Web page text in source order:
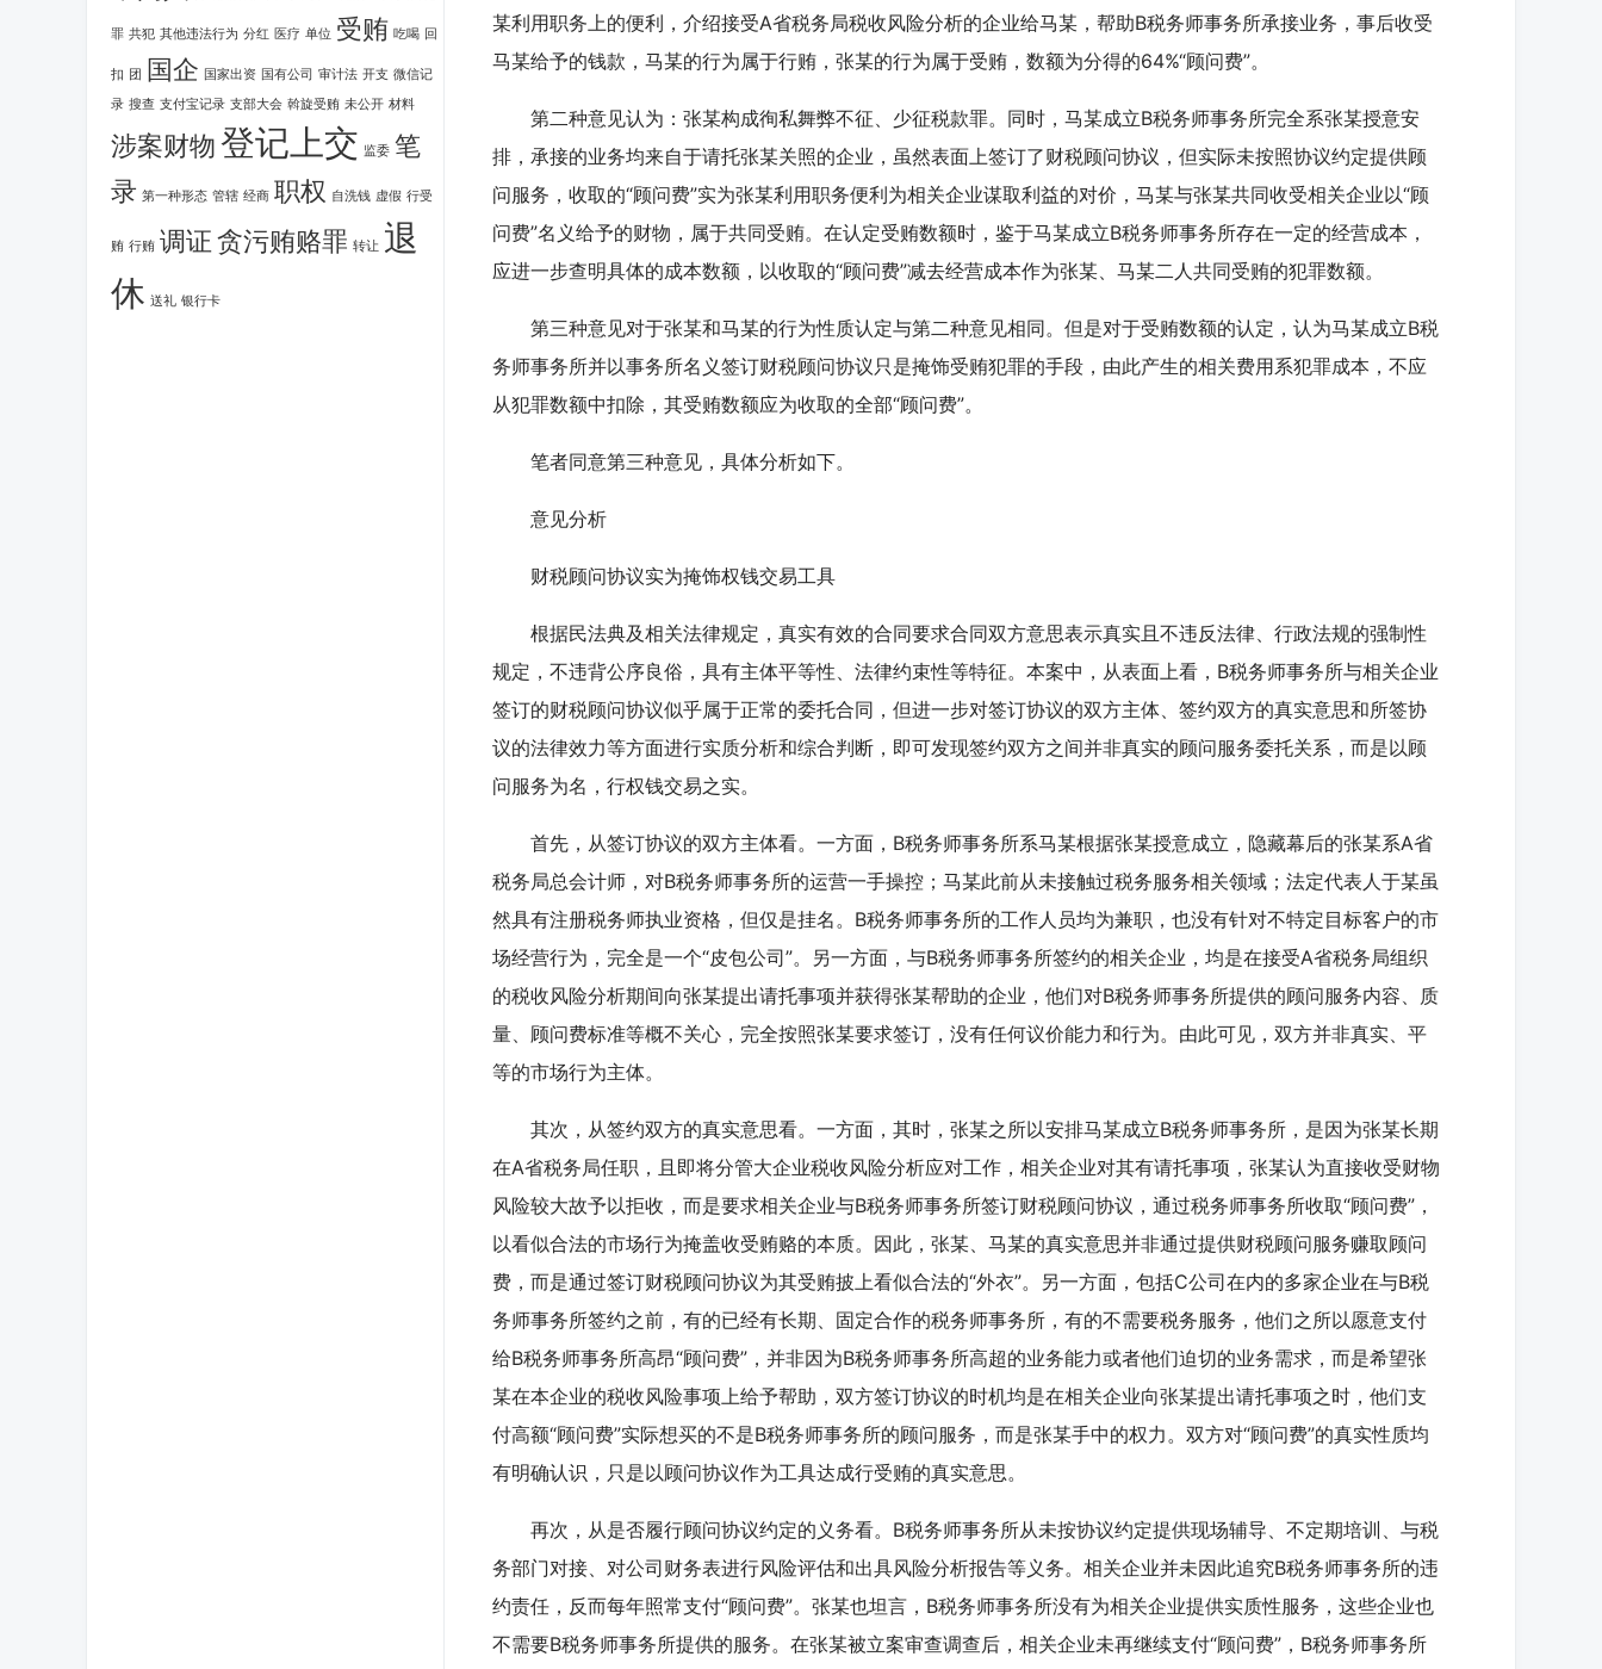
罪 共犯 其他违法行为 分红 医疗 单位 受贿 吃喝 回
扣 团 国企 国家出资 国有公司 审计法 开支 微信记
录 搜查 支付宝记录 支部大会 斡旋受贿 未公开 材料
涉案财物登记上交 监委 笔
录 第一种形态 管辖 经商 职权 自洗钱 虚假 行受
贿 行贿 调证贪污贿赂罪 转让 退
休 送礼 银行卡
某利用职务上的便利，介绍接受A省税务局税收风险分析的企业给马某，帮助B税务师事务所承接业务，事后收受
马某给予的钱款，马某的行为属于行贿，张某的行为属于受贿，数额为分得的64%“顾问费”。
第二种意见认为：张某构成徇私舞弊不征、少征税款罪。同时，马某成立B税务师事务所完全系张某授意安
排，承接的业务均来自于请托张某关照的企业，虽然表面上签订了财税顾问协议，但实际未按照协议约定提供顾
问服务，收取的“顾问费”实为张某利用职务便利为相关企业谋取利益的对价，马某与张某共同收受相关企业以“顾
问费”名义给予的财物，属于共同受贿。在认定受贿数额时，鉴于马某成立B税务师事务所存在一定的经营成本，
应进一步查明具体的成本数额，以收取的“顾问费”减去经营成本作为张某、马某二人共同受贿的犯罪数额。
第三种意见对于张某和马某的行为性质认定与第二种意见相同。但是对于受贿数额的认定，认为马某成立B税
务师事务所并以事务所名义签订财税顾问协议只是掩饰受贿犯罪的手段，由此产生的相关费用系犯罪成本，不应
从犯罪数额中扣除，其受贿数额应为收取的全部“顾问费”。
笔者同意第三种意见，具体分析如下。
意见分析
财税顾问协议实为掩饰权钱交易工具
根据民法典及相关法律规定，真实有效的合同要求合同双方意思表示真实且不违反法律、行政法规的强制性
规定，不违背公序良俗，具有主体平等性、法律约束性等特征。本案中，从表面上看，B税务师事务所与相关企业
签订的财税顾问协议似乎属于正常的委托合同，但进一步对签订协议的双方主体、签约双方的真实意思和所签协
议的法律效力等方面进行实质分析和综合判断，即可发现签约双方之间并非真实的顾问服务委托关系，而是以顾
问服务为名，行权钱交易之实。
首先，从签订协议的双方主体看。一方面，B税务师事务所系马某根据张某授意成立，隐藏幕后的张某系A省
税务局总会计师，对B税务师事务所的运营一手操控；马某此前从未接触过税务服务相关领域；法定代表人于某虽
然具有注册税务师执业资格，但仅是挂名。B税务师事务所的工作人员均为兼职，也没有针对不特定目标客户的市
场经营行为，完全是一个“皮包公司”。另一方面，与B税务师事务所签约的相关企业，均是在接受A省税务局组织
的税收风险分析期间向张某提出请托事项并获得张某帮助的企业，他们对B税务师事务所提供的顾问服务内容、质
量、顾问费标准等概不关心，完全按照张某要求签订，没有任何议价能力和行为。由此可见，双方并非真实、平
等的市场行为主体。
其次，从签约双方的真实意思看。一方面，其时，张某之所以安排马某成立B税务师事务所，是因为张某长期
在A省税务局任职，且即将分管大企业税收风险分析应对工作，相关企业对其有请托事项，张某认为直接收受财物
风险较大故予以拒收，而是要求相关企业与B税务师事务所签订财税顾问协议，通过税务师事务所收取“顾问费”，
以看似合法的市场行为掩盖收受贿赂的本质。因此，张某、马某的真实意思并非通过提供财税顾问服务赚取顾问
费，而是通过签订财税顾问协议为其受贿披上看似合法的“外衣”。另一方面，包括C公司在内的多家企业在与B税
务师事务所签约之前，有的已经有长期、固定合作的税务师事务所，有的不需要税务服务，他们之所以愿意支付
给B税务师事务所高昂“顾问费”，并非因为B税务师事务所高超的业务能力或者他们迫切的业务需求，而是希望张
某在本企业的税收风险事项上给予帮助，双方签订协议的时机均是在相关企业向张某提出请托事项之时，他们支
付高额“顾问费”实际想买的不是B税务师事务所的顾问服务，而是张某手中的权力。双方对“顾问费”的真实性质均
有明确认识，只是以顾问协议作为工具达成行受贿的真实意思。
再次，从是否履行顾问协议约定的义务看。B税务师事务所从未按协议约定提供现场辅导、不定期培训、与税
务部门对接、对公司财务表进行风险评估和出具风险分析报告等义务。相关企业并未因此追究B税务师事务所的违
约责任，反而每年照常支付“顾问费”。张某也坦言，B税务师事务所没有为相关企业提供实质性服务，这些企业也
不需要B税务师事务所提供的服务。在张某被立案审查调查后，相关企业未再继续支付“顾问费”，B税务师事务所